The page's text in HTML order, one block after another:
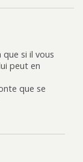
si il vous
peut en
que se